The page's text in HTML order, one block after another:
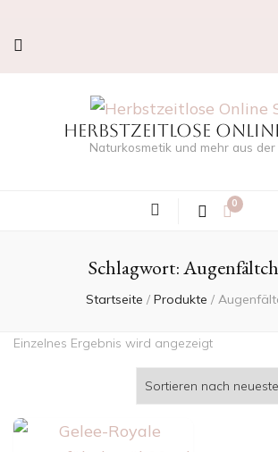
Herbstzeitlose
Naturkosmetik und mehr aus
0
Schlagwort:
Startseite / Produkte /
Einzelnes Ergebnis wird angezeigt